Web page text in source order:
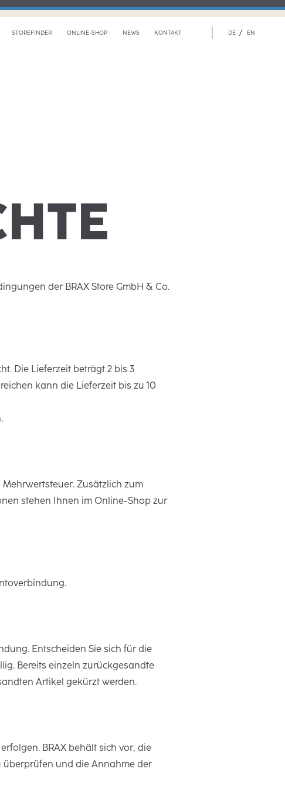
STOREFINDER ONLINE-SHOP NEWS KONTAKT DE / EN
der BRAX Store GmbH & Co.
Die Lieferzeit beträgt 2 bis 3
kann die Lieferzeit bis zu 10
Zusätzlich zum
stehen Ihnen im Online-Shop zur
Entscheiden Sie sich für die
Bereits einzeln zurückgesandte
Artikel gekürzt werden.
BRAX behält sich vor, die
überprüfen und die Annahme der